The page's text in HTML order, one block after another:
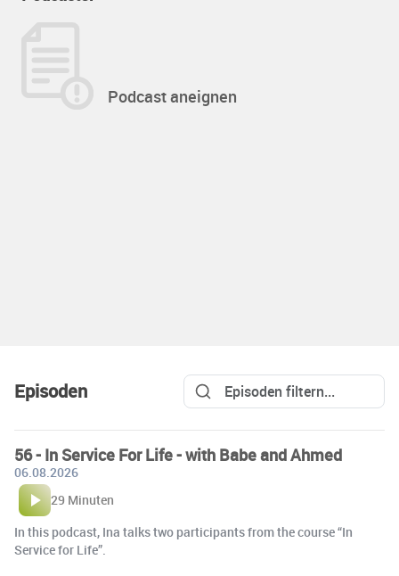
Podcast aneignen
Episoden
56 - In Service For Life - with Babe and Ahmed
06.08.2026
29 Minuten
In this podcast, Ina talks two participants from the course “In
Service for Life”.